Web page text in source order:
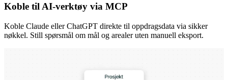
Koble til AI-verktøy via MCP
Koble Claude eller ChatGPT direkte til oppdragsdata via sikker
nøkkel. Still spørsmål om mål og arealer uten manuell eksport.